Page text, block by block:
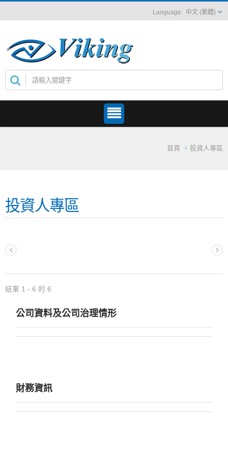
中文 (繁體)
首頁 投資人專區
投資人專區
結果 1 - 6 的 6
公司資料及公司治理情形
財務資訊